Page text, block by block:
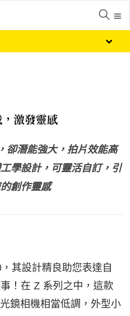
激發靈感
卻潛能強大，拍片效能高
學設計，可靈活自訂，引
創作靈感
其設計精良助您表達自
！在 Z 系列之中，這款
鏡相機相當低調，外型小